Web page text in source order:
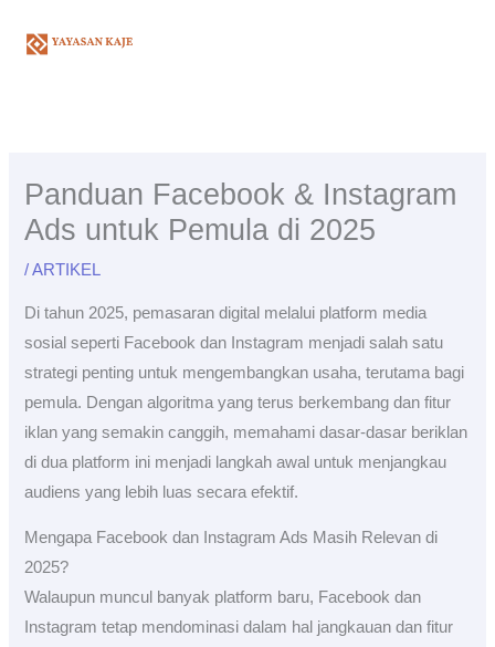
Panduan Facebook & Instagram
Ads untuk Pemula di 2025
/ARTIKEL
Di tahun 2025, pemasaran digital melalui platform media
sosial seperti Facebook dan Instagram menjadi salah satu
strategi penting untuk mengembangkan usaha, terutama bagi
pemula. Dengan algoritma yang terus berkembang dan fitur
iklan yang semakin canggih, memahami dasar-dasar beriklan
di dua platform ini menjadi langkah awal untuk menjangkau
audiens yang lebih luas secara efektif.
Mengapa Facebook dan Instagram Ads Masih Relevan di
2025?
Walaupun muncul banyak platform baru, Facebook dan
Instagram tetap mendominasi dalam hal jangkauan dan fitur